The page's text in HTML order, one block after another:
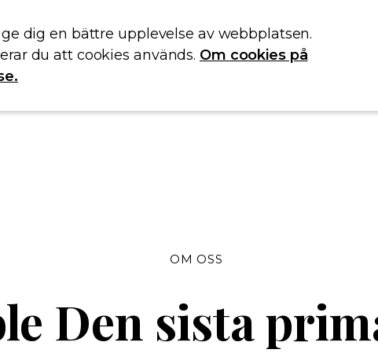
dig en bättre upplevelse av webbplatsen.
du att cookies används. Om cookies på
OM OSS
Den sista